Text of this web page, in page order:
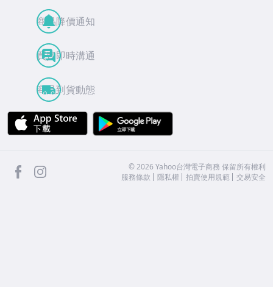
商品降價通知
買賣即時溝通
商品到貨動態
APP Store
facebook ©2026 Yahoo台灣電子商務 保留所有權利
服務條款
隱私權 拍賣使用規範 交易安全